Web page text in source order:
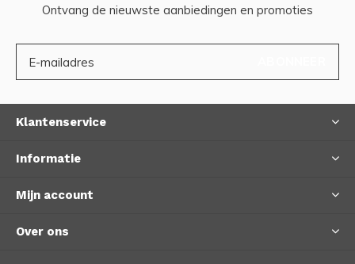
Ontvang de nieuwste aanbiedingen en promoties
Klantenservice
Informatie
Mijn account
Over ons